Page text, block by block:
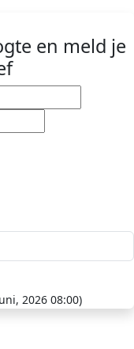
en meld je
2026 08:00)